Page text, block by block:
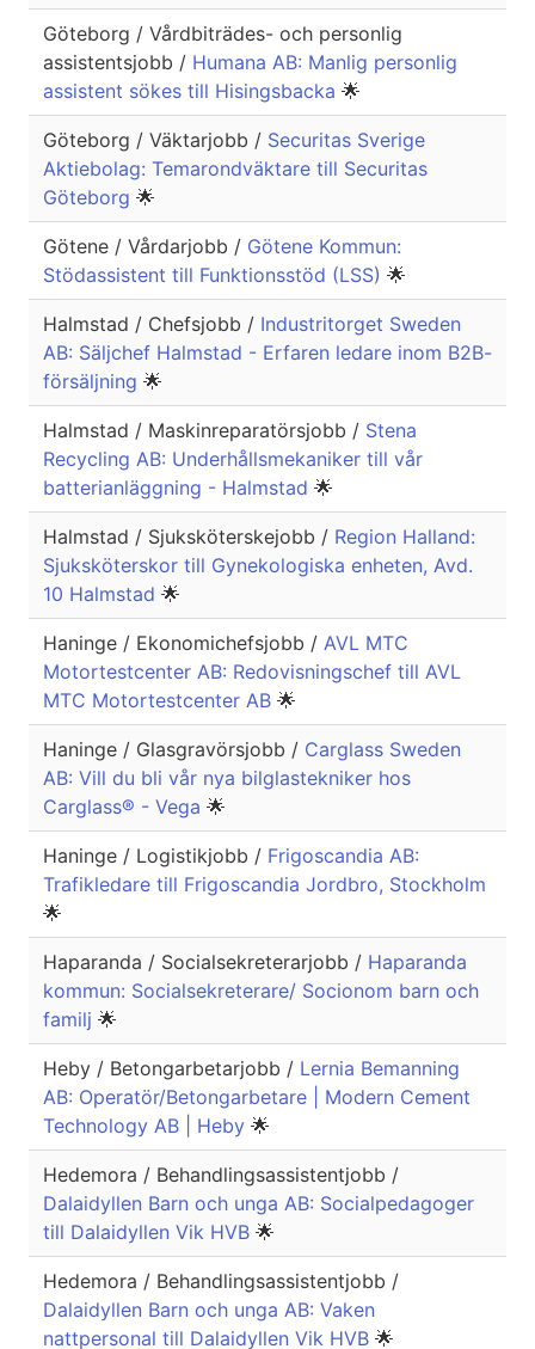
Göteborg / Vårdbiträdes- och personlig
assistentsjobb / Humana AB: Manlig personlig
assistent sökes till Hisingsbacka 🌟
Göteborg / Väktarjobb / Securitas Sverige
Aktiebolag: Temarondväktare till Securitas
Göteborg 🌟
Götene / Vårdarjobb / Götene Kommun:
Stödassistent till Funktionsstöd (LSS) 🌟
Halmstad / Chefsjobb / Industritorget Sweden
AB: Säljchef Halmstad - Erfaren ledare inom B2B-
försäljning 🌟
Halmstad / Maskinreparatörsjobb / Stena
Recycling AB: Underhållsmekaniker till vår
batterianläggning - Halmstad 🌟
Halmstad / Sjuksköterskejobb / Region Halland:
Sjuksköterskor till Gynekologiska enheten, Avd.
10 Halmstad 🌟
Haninge / Ekonomichefsjobb / AVL MTC
Motortestcenter AB: Redovisningschef till AVL
MTC Motortestcenter AB 🌟
Haninge / Glasgravörsjobb / Carglass Sweden
AB: Vill du bli vår nya bilglastekniker hos
Carglass® - Vega 🌟
Haninge / Logistikjobb / Frigoscandia AB:
Trafikledare till Frigoscandia Jordbro, Stockholm
🌟
Haparanda / Socialsekreterarjobb / Haparanda
kommun: Socialsekreterare/ Socionom barn och
familj 🌟
Heby / Betongarbetarjobb / Lernia Bemanning
AB: Operatör/Betongarbetare | Modern Cement
Technology AB | Heby 🌟
Hedemora / Behandlingsassistentjobb /
Dalaidyllen Barn och unga AB: Socialpedagoger
till Dalaidyllen Vik HVB 🌟
Hedemora / Behandlingsassistentjobb /
Dalaidyllen Barn och unga AB: Vaken
nattpersonal till Dalaidyllen Vik HVB 🌟